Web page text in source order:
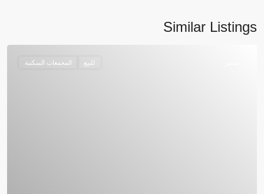
Similar Listings
للبيع المجمعات السكنية